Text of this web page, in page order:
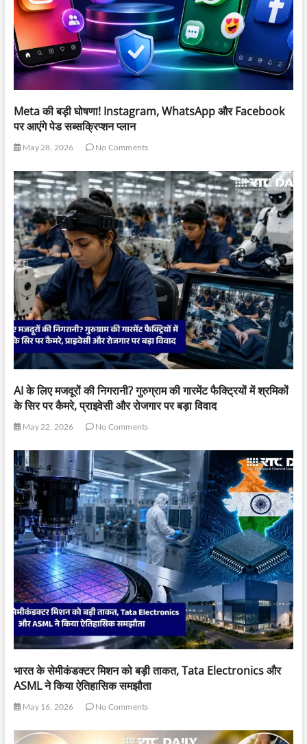
Meta की बड़ी घोषणा! Instagram, WhatsApp और Facebook
पर आएंगे पेड सब्सक्रिप्शन प्लान
May 28, 2026 No Comments
AI के लिए मजदूरों की निगरानी? गुरुग्राम की गारमेंट फैक्ट्रियों में श्रमिकों
के सिर पर कैमरे, प्राइवेसी और रोजगार पर बड़ा विवाद
May 22, 2026 No Comments
भारत के सेमीकंडक्टर मिशन को बड़ी ताकत, Tata Electronics और
ASML ने किया ऐतिहासिक समझौता
May 16, 2026 No Comments